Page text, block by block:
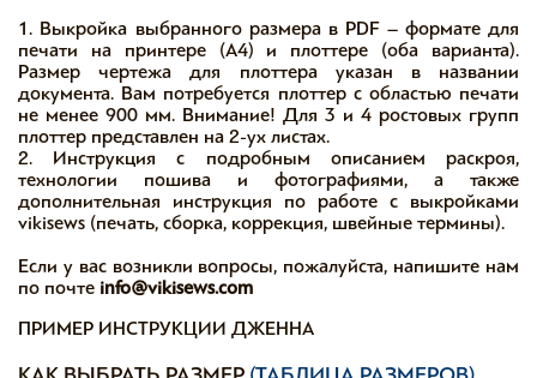
1. Выкройка выбранного размера в PDF – формате для
печати на принтере (А4) и плоттере (оба варианта).
Размер чертежа для плоттера указан в названии
документа. Вам потребуется плоттер с областью печати
не менее 900 мм. Внимание! Для 3 и 4 ростовых групп
плоттер представлен на 2-ух листах.
2. Инструкция с подробным описанием раскроя,
технологии пошива и фотографиями, а также
дополнительная инструкция по работе с выкройками
vikisews (печать, сборка, коррекция, швейные термины).
Если у вас возникли вопросы, пожалуйста, напишите нам
по почте info@vikisews.com
ПРИМЕР ИНСТРУКЦИИ ДЖЕННА